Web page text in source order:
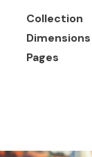
Collection
Dimensions
Pages